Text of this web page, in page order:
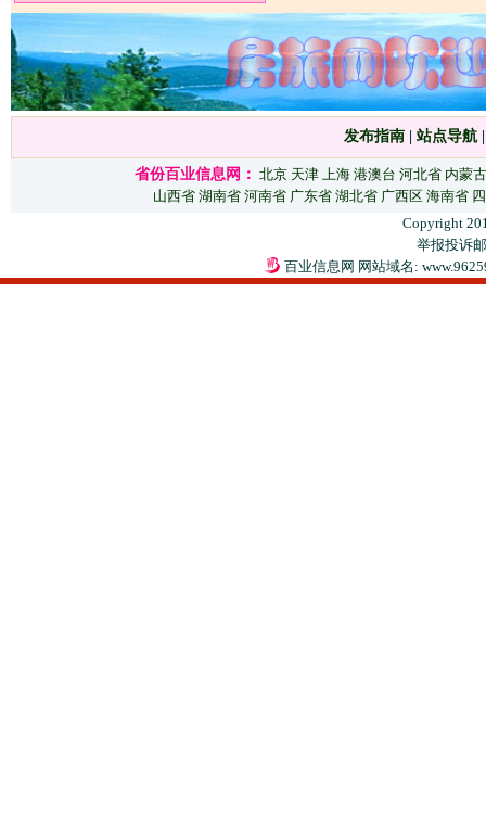
发布指南 站点导航
省份百业信息网： 北京 天津 上海 港澳台 河北省 内蒙古
山西省 湖南省 河南省 广东省 湖北省 广西区 海南省
Copyright
举报投诉
百业信息网 网站域名: